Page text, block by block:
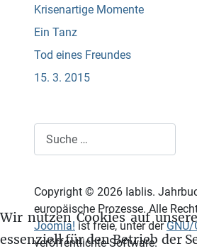
Krisenartige Momente
Ein Tanz
Tod eines Freundes
15. 3. 2015
Copyright © 2026 Iablis.
europäische Prozesse. Alle
Joomla! ist freie, unter derGNU/
veröffentlichte Software.
Wir nutzen Cookies auf
essenziell für den Betrieb der